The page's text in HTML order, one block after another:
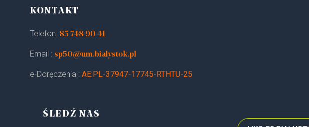
KONTAKT
Telefon: 85 748 90 41
Email : sp50@um.bialystok.pl
e-Doręczenia : AE:PL-37947-17745-RTHTU-25
ŚLEDŹ NAS